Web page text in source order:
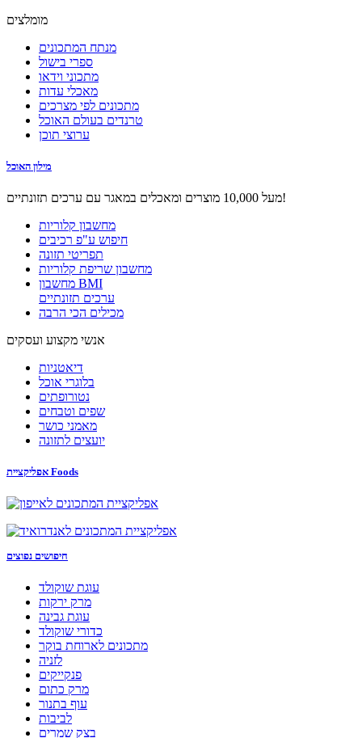
מומלצים
מנתח המתכונים
ספרי בישול
מתכוני וידאו
מאכלי עדות
מתכונים לפי מצרכים
טרנדים בעולם האוכל
ערוצי תוכן
מילון האוכל
מעל 10,000 מוצרים ומאכלים במאגר עם ערכים תזונתיים!
מחשבון קלוריות
חיפוש ע"פ רכיבים
תפריטי תזונה
מחשבון שריפת קלוריות
מחשבון BMI
ערכים תזונתיים
מכילים הכי הרבה
אנשי מקצוע ועסקים
דיאטניות
בלוגרי אוכל
נטורופתים
שפים וטבחים
מאמני כושר
יועצים לתזונה
אפליקציית Foods
חיפושים נפוצים
עוגת שוקולד
מרק ירקות
עוגת גבינה
כדורי שוקולד
מתכונים לארוחת בוקר
לזניה
פנקייקים
מרק כתום
עוף בתנור
לביבות
בצק שמרים